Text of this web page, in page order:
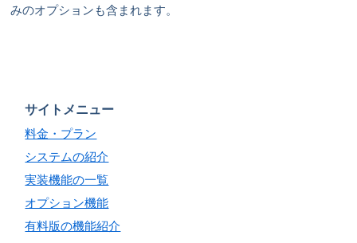
みのオプションも含まれます。
サイトメニュー
料金・プラン
システムの紹介
実装機能の一覧
オプション機能
有料版の機能紹介